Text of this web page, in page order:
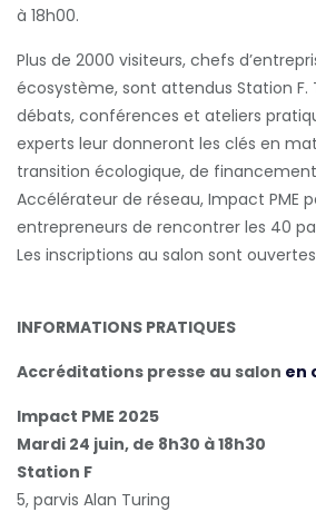
à 18h00.
Plus de 2000 visiteurs, chefs
écosystème, sont attendus Station F.
débats, conférences et ateliers
experts leur donneront les clés en
transition écologique, de
Accélérateur de réseau, Impact PME
entrepreneurs de rencontrer les 40
Les inscriptions au salon sont
INFORMATIONS PRATIQUES
Accréditations presse au salon en
Impact PME 2025
Mardi 24 juin, de 8h30 à 18h30
Station F
5, parvis Alan Turing